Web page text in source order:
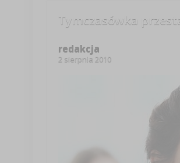
Tymczasówka
redakcja
2 sierpnia 2010